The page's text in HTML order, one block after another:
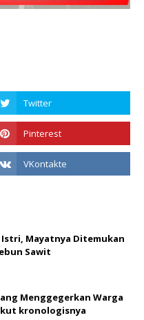
Istri, Mayatnya Ditemukan
Sawit
Menggegerkan Warga
kronologisnya